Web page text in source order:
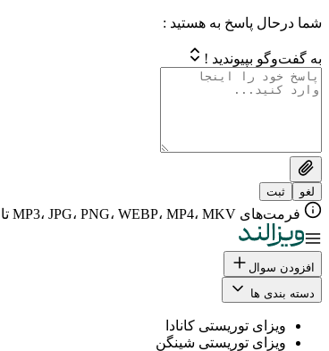
شما درحال پاسخ به هستید :
به گفت‌وگو بپیوندید !
لغو ثبت
فرمت‌های MP3، JPG، PNG، WEBP، MP4، MKV تا ۱۰ مگابایت
افزودن سوال
دسته بندی ها
ویزای توریستی کانادا
ویزای توریستی شینگن